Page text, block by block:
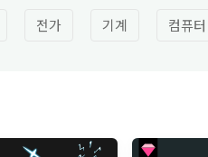
전가 기계 컴퓨터